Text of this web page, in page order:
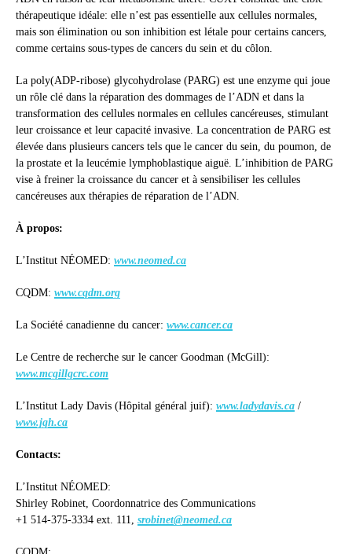
thérapeutique idéale: elle n’est pas essentielle aux cellules normales,
mais son élimination ou son inhibition est létale pour certains cancers,
comme certains sous-types de cancers du sein et du côlon.
La poly(ADP-ribose) glycohydrolase (PARG) est une enzyme qui joue
un rôle clé dans la réparation des dommages de l’ADN et dans la
transformation des cellules normales en cellules cancéreuses, stimulant
leur croissance et leur capacité invasive. La concentration de PARG est
élevée dans plusieurs cancers tels que le cancer du sein, du poumon, de
la prostate et la leucémie lymphoblastique aiguë. L’inhibition de PARG
vise à freiner la croissance du cancer et à sensibiliser les cellules
cancéreuses aux thérapies de réparation de l’ADN.
À propos:
L’Institut NÉOMED: www.neomed.ca
CQDM: www.cqdm.org
La Société canadienne du cancer: www.cancer.ca
Le Centre de recherche sur le cancer Goodman (McGill):
www.mcgillgcrc.com
L’Institut Lady Davis (Hôpital général juif): www.ladydavis.ca /
www.jgh.ca
Contacts:
L’Institut NÉOMED:
Shirley Robinet, Coordonnatrice des Communications
+1 514-375-3334 ext. 111, srobinet@neomed.ca